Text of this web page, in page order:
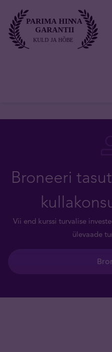
Broneeri
Vii end kurssi turvalise
ülevaade